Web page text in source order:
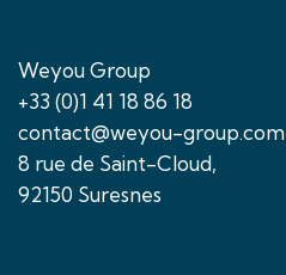
Weyou Group
+33 (0)1 41 18 86 18
contact@weyou-group.com
8 rue de Saint-Cloud,
92150 Suresnes